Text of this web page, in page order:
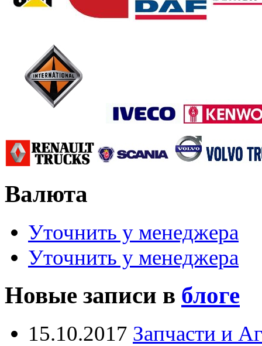
Валюта
Уточнить у менеджера
Уточнить у менеджера
Новые записи в блоге
15.10.2017 Запчасти и